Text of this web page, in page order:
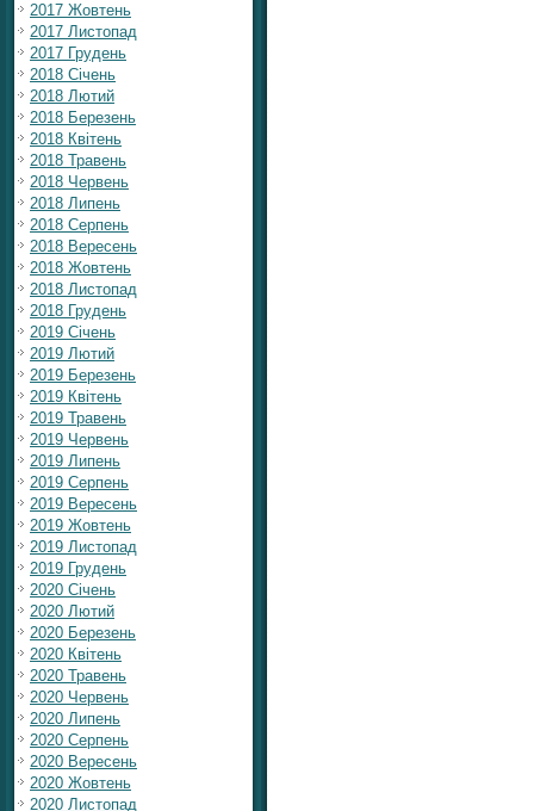
2017 Жовтень
2017 Листопад
2017 Грудень
2018 Січень
2018 Лютий
2018 Березень
2018 Квітень
2018 Травень
2018 Червень
2018 Липень
2018 Серпень
2018 Вересень
2018 Жовтень
2018 Листопад
2018 Грудень
2019 Січень
2019 Лютий
2019 Березень
2019 Квітень
2019 Травень
2019 Червень
2019 Липень
2019 Серпень
2019 Вересень
2019 Жовтень
2019 Листопад
2019 Грудень
2020 Січень
2020 Лютий
2020 Березень
2020 Квітень
2020 Травень
2020 Червень
2020 Липень
2020 Серпень
2020 Вересень
2020 Жовтень
2020 Листопад